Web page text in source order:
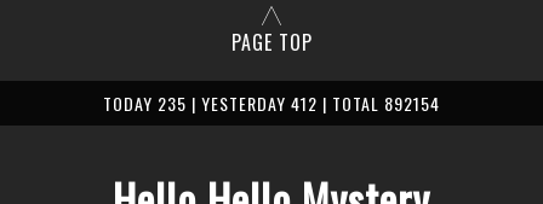
PAGE TOP
TODAY 235 | YESTERDAY 412 | TOTAL 892154